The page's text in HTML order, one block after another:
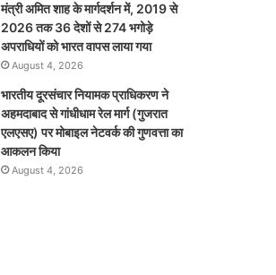
मंत्री अमित शाह के मार्गदर्शन में, 2019 से
2026 तक 36 देशों से 274 भगोड़े
अपराधियों को भारत वापस लाया गया
August 4, 2026
भारतीय दूरसंचार नियामक प्राधिकरण ने
अहमदाबाद से गांधीधाम रेल मार्ग (गुजरात
एलएसए) पर मोबाइल नेटवर्क की गुणवत्ता का
आकलन किया
August 4, 2026